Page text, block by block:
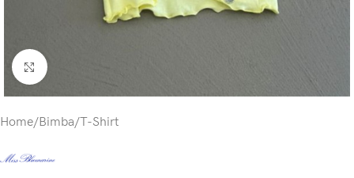
Click to enlarge
Home/Bimba/T-Shirt